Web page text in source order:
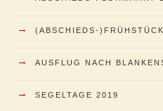
→ (ABSCHIEDS-
→ AUSFLUG NACH
→ SEGELTAGE 2019